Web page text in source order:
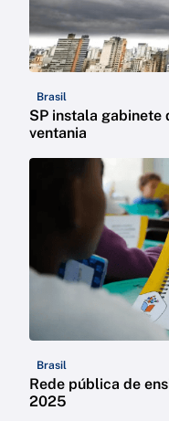
Brasil
SP instala gabinete
ventania
Brasil
Rede pública de
2025